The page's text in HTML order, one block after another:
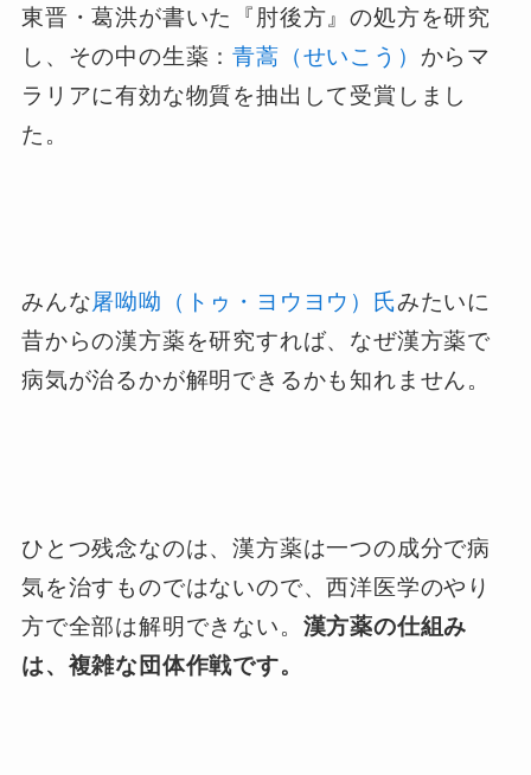
東晋・葛洪が書いた『肘後方』の処方を研究
し、その中の生薬：青蒿（せいこう） からマ
ラリアに有効な物質を抽出して受賞しまし
た。
みんな屠呦呦（トゥ・ヨウヨウ）氏みたいに
昔からの漢方薬を研究すれば、なぜ漢方薬で
病気が治るかが解明できるかも知れません。
ひとつ残念なのは、漢方薬は一つの成分で病
気を治すものではないので、西洋医学のやり
方で全部は解明できない。 漢方薬の仕組み
は、複雑な団体作戦です。